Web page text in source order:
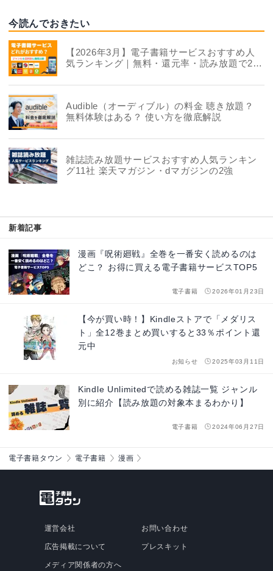
今読んでおきたい
【2026年3月】電子書籍サービスおすすめ人
気ランキング｜無料・還元率・読み放題で22
Audible（オーディブル）の料金 聴き放題？
無料体験はある？ 使い方を徹底解説
雑誌読み放題サービスおすすめ人気ランキン
グ11社 楽天マガジン・dマガジンの2強
新着記事
漫画『呪術廻戦』全巻を一番安く読めるのは
どこ？ お得に買える電子書籍サービスTOP5
電子書籍 2026年01月23日
【今が買い時！】Kindleストアで「メダリス
ト」全12巻まとめ買いすると33％ポイント還
元中
お知らせ 2025年03月11日
Kindle Unlimitedで読める雑誌一覧 ジャンル
別に紹介【読み放題の対象本まるわかり】
電子書籍 2024年06月27日
電子書籍タウン 電子書籍 漫画
運営会社
広告掲載について
メディア関係者の方へ
お問い合わせ
プレスキット